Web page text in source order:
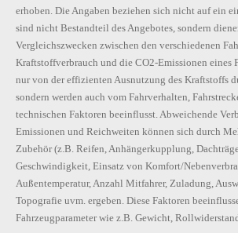
erhoben. Die Angaben beziehen sich nicht auf ein
sind nicht Bestandteil des Angebotes, sondern
Vergleichszwecken zwischen den verschiedenen
Kraftstoffverbrauch und die CO2-Emissionen eines
nur von der effizienten Ausnutzung des Kraftstoffs
sondern werden auch vom Fahrverhalten,
technischen Faktoren beeinflusst. Abweichende
Emissionen und Reichweiten können sich durch
Zubehör (z.B. Reifen, Anhängerkupplung,
Geschwindigkeit, Einsatz von Komfort/
Außentemperatur, Anzahl Mitfahrer, Zuladung,
Topografie uvm. ergeben. Diese Faktoren
Fahrzeugparameter wie z.B. Gewicht,